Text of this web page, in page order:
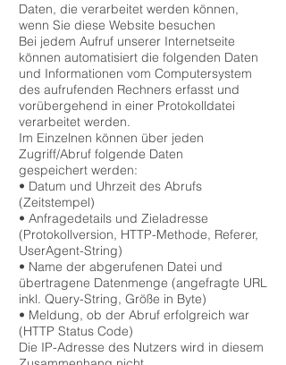
Daten, die verarbeitet werden können,
wenn Sie diese Website besuchen
Bei jedem Aufruf unserer Internetseite
können automatisiert die folgenden Daten
und Informationen vom Computersystem
des aufrufenden Rechners erfasst und
vorübergehend in einer Protokolldatei
verarbeitet werden.
Im Einzelnen können über jeden
Zugriff/Abruf folgende Daten
gespeichert werden:
• Datum und Uhrzeit des Abrufs
(Zeitstempel)
• Anfragedetails und Zieladresse
(Protokollversion, HTTP-Methode, Referer,
UserAgent-String)
• Name der abgerufenen Datei und
übertragene Datenmenge (angefragte URL
inkl. Query-String, Größe in Byte)
• Meldung, ob der Abruf erfolgreich war
(HTTP Status Code)
Die IP-Adresse des Nutzers wird in diesem